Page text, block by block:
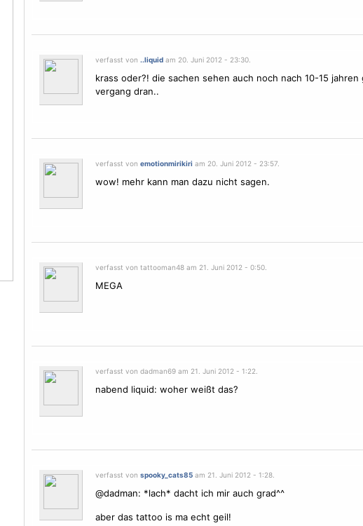
verfasst von ..liquidam 20. Juni 2012 - 23:30.
krass oder?! die sachen sehen auch noch nach 10-15
vergang dran..
verfasst von emotionmirikiri am 20. Juni 2012 - 23:57.
wow! mehr kann man dazu nicht sagen.
verfasst von tattooman48 am 21. Juni 2012 - 0:50.
MEGA
verfasst von dadman69 am 21. Juni 2012 - 1:22.
nabend liquid: woher weißt das?
verfasst von spooky_cats85am 21. Juni 2012 - 1:28.
@dadman: *lach* dacht ich mir auch grad^^
aber das tattoo is ma echt geil!